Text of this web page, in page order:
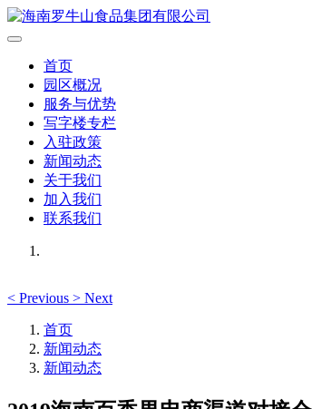
首页
园区概况
服务与优势
写字楼专栏
入驻政策
新闻动态
关于我们
加入我们
联系我们
< Previous > Next
首页
新闻动态
新闻动态